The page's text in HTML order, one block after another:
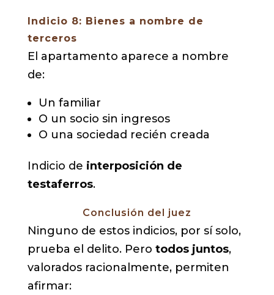
Indicio 8: Bienes a nombre de
terceros
El apartamento aparece a nombre
de:
Un familiar
O un socio sin ingresos
O una sociedad recién creada
Indicio de interposición de
testaferros.
Conclusión del juez
Ninguno de estos indicios, por sí solo,
prueba el delito. Pero todos juntos,
valorados racionalmente, permiten
afirmar: